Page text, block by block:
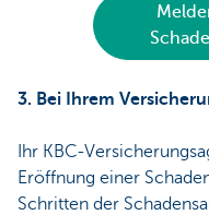
3. Bei Ihrem
Ihr KBC-
Eröffnung einer
Schritten der